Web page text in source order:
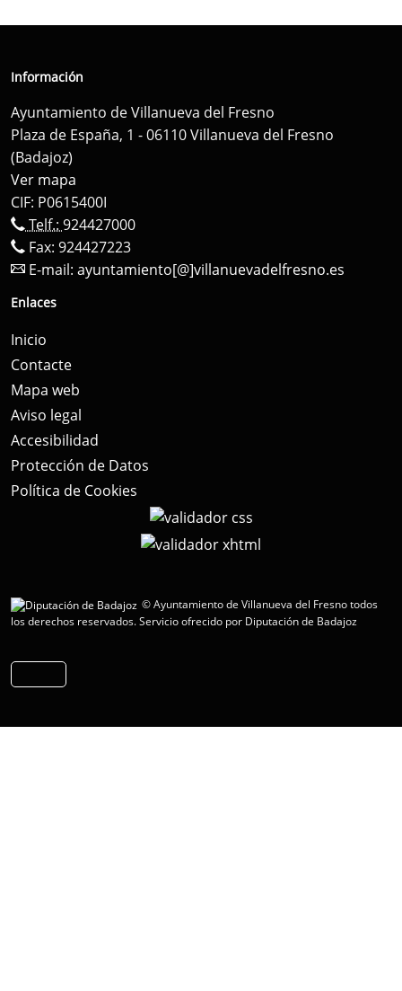
Información
Ayuntamiento de Villanueva del Fresno
Plaza de España, 1 - 06110 Villanueva del Fresno
(Badajoz)
Ver mapa
CIF: P0615400I
Telf.: 924427000
Fax: 924427223
E-mail: ayuntamiento[@]villanuevadelfresno.es
Enlaces
Inicio
Contacte
Mapa web
Aviso legal
Accesibilidad
Protección de Datos
Política de Cookies
© Ayuntamiento de Villanueva del Fresno todos
los derechos reservados.Servicio ofrecido por Diputación de Badajoz